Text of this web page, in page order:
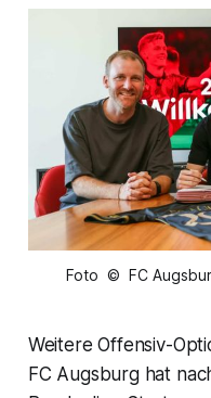
Foto © FC
Weitere Offensiv-
FC Augsburg hat